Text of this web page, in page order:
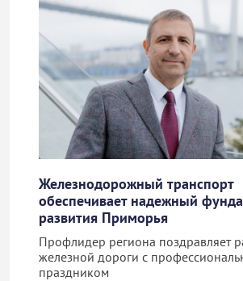
Железнодорожный транспорт
обеспечивает надежный
развития Приморья
Профлидер региона поздравляет
железной дороги с
праздником